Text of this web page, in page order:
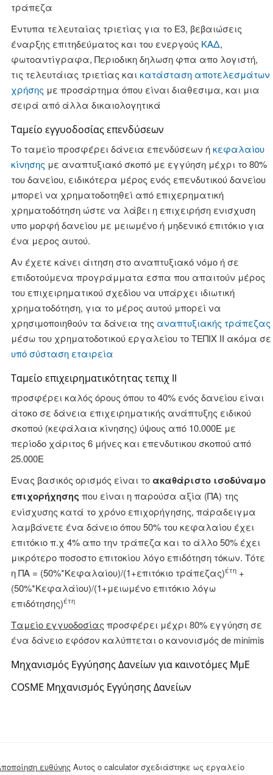
τράπεζα
Έντυπα τελευταίας τριετίας για το Ε3, βεβαιώσεις
έναρξης επιτηδεύματος και του ενεργούς ΚΑΔ,
φωτοαντίγραφα, Περιοδικη δηλωση φπα απο λογιστή,
τις τελευτάιας τριετίας και κατάσταση αποτελεσμάτων
χρήσης με προσάρτημα όπου είναι διαθεσιμα, και μια
σειρά από άλλα δικαιολογητικά
Tαμείο εγγυοδοσίας επενδύσεων
Το ταμείο προσφέρει δάνεια επενδύσεων ήκεφαλαίου
κίνησης με αναπτυξιακό σκoπό με εγγύηση μέχρι το 80%
του δανείου, ειδικότερα μέρος ενός επενδυτικού δανείου
μπορεί να χρηματοδοτηθεί από επιχερηματική
χρηματοδότηση ώστε να λάβει η επιχειρήση ενισχυση
υπο μορφή δανείου με μειωμένο ή μηδενικό επιτόκιο για
ένα μερος αυτού.
Αν έχετε κάνει άιτηση στο αναπτυξιακό νόμο ή σε
επιδοτούμενα προγράμματα εσπα που απαιτούν μέρος
του επιχειρηματικού σχεδίου να υπάρχει ιδιωτική
χρηματοδότηση, για το μέρος αυτού μπορεί να
χρησιμοποιηθούν τα δάνεια της αναπτυξιακής τράπεζας
μέσω του χρηματοδοτικού εργαλείου το ΤΕΠΙΧ ΙΙ ακόμα σε
υπό σύσταση εταιρεία
Tαμείο επιχειρηματικότητας τεπιχ II
προσφέρει καλός όρους όπου το 40% ενός δανείου είναι
άτοκο σε δάνεια επιχειρηματικής ανάπτυξης ειδικού
σκοπού (κεφάλαια κίνησης) ύψους από 10.000Ε με
περίοδο χάριτος 6 μήνες και επενδυτικου σκοπού από
25.000Ε
Ένας βασικός ορισμός είναι το ακαθάριστο ισοδύναμο
επιχορήχησης που είναι η παρούσα αξία (ΠΑ) της
ενίσχυσης κατά το χρόνο επιχορήγησης, πάραδειγμα
λαμβάνετε ένα δάνειο όπου 50% του κεφαλαίου έχει
επιτόκιο π.χ 4% απο την τράπεζα και το άλλο 50% έχει
μικρότερο ποσοστο επιτοκίου λόγο επιδότηση τόκων. Τότε
η ΠΑ = (50%*Κεφαλαίου)/(1+επιτόκιο τράπεζας)έτη+
(50%*Κεφαλάίου)/(1+μειωμένο επιτόκιο λόγω
επιδότησης)έτη
Ταμείο εγγυοδοσίας προσφέρει μέχρι 80% εγγύηση σε
ένα δάνειο εφόσον καλύπτεται ο κανονισμός de minimis
Μηχανισμός Εγγύησης Δανείων για καινοτόμες ΜμΕ
COSME Μηχανισμός Εγγύησης Δανείων
ευθύνης Αυτος ο calculator σχεδιάστηκε ως εργαλείο